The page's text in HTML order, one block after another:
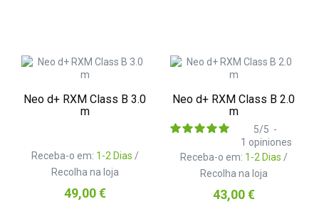
Neo d+ RXM Class B 3.0
m
Receba-o em: 1-2 Dias /
Recolha na loja
Preço
49,00 €
Neo d+ RXM Class B 2.0
m
Receba-o em: 1-2 Dias /
Recolha na loja
5/5 -
1 opiniones
Preço
43,00 €